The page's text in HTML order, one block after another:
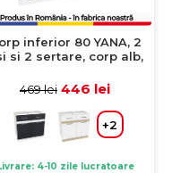
inferior 80 YANA, 2
si 2 sertare, corp alb,
cm
469 lei 446 lei
+2
4-10 zile lucratoare